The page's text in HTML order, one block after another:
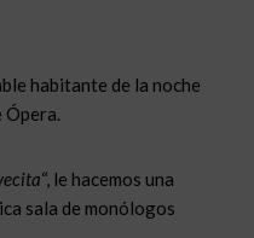
habitante de la noche
Ópera.
“, le hacemos una
sala de monólogos